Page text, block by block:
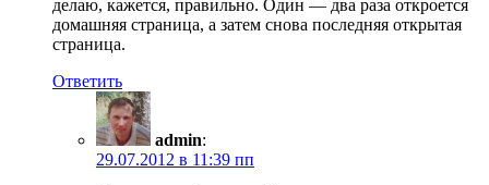
делаю, кажется, правильно. Один — два раза откроется
домашняя страница, а затем снова последняя открытая
страница.
Ответить
admin:
29.07.2012 в 11:39 пп